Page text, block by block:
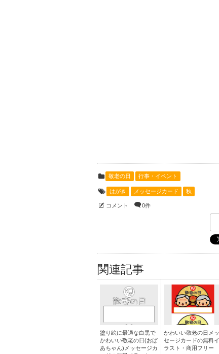
敬老の日 行事・イベント
はがき メッセージカード 秋
コメント 0件
関連記事
塗り絵に最適な白黒で
かわいい敬老の日(おば
あちゃん)メッセージカ
かわいい敬老の日メッ
セージカードの無料イ
ラスト・商用フリー